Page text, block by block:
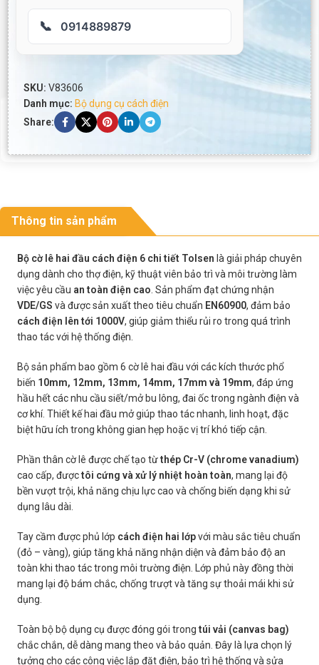
📞 0914889879
SKU: V83606
Danh mục: Bộ dụng cụ cách điện
Share:
Thông tin sản phẩm
Bộ cờ lê hai đầu cách điện 6 chi tiết Tolsen là giải pháp chuyên
dụng dành cho thợ điện, kỹ thuật viên bảo trì và môi trường làm
việc yêu cầu an toàn điện cao . Sản phẩm đạt chứng nhận
VDE/GS và được sản xuất theo tiêu chuẩn EN60900, đảm bảo
cách điện lên tới 1000V, giúp giảm thiểu rủi ro trong quá trình
thao tác với hệ thống điện.
Bộ sản phẩm bao gồm 6 cờ lê hai đầu với các kích thước phổ
biến 10mm, 12mm, 13mm, 14mm, 17mm và 19mm, đáp ứng
hầu hết các nhu cầu siết/mở bu lông, đai ốc trong ngành điện và
cơ khí. Thiết kế hai đầu mở giúp thao tác nhanh, linh hoạt, đặc
biệt hữu ích trong không gian hẹp hoặc vị trí khó tiếp cận.
Phần thân cờ lê được chế tạo từthép Cr-V (chrome vanadium)
cao cấp, đượctôi cứng và xử lý nhiệt hoàn toàn, mang lại độ
bền vượt trội, khả năng chịu lực cao và chống biến dạng khi sử
dụng lâu dài.
Tay cầm được phủ lớp cách điện hai lớpvới màu sắc tiêu chuẩn
(đỏ – vàng), giúp tăng khả năng nhận diện và đảm bảo độ an
toàn khi thao tác trong môi trường điện. Lớp phủ này đồng thời
mang lại độ bám chắc, chống trượt và tăng sự thoải mái khi sử
dụng.
Toàn bộ bộ dụng cụ được đóng gói trongtúi vải (canvas bag)
chắc chắn, dễ dàng mang theo và bảo quản. Đây là lựa chọn lý
tưởng cho các công việc lắp đặt điện, bảo trì hệ thống và sửa